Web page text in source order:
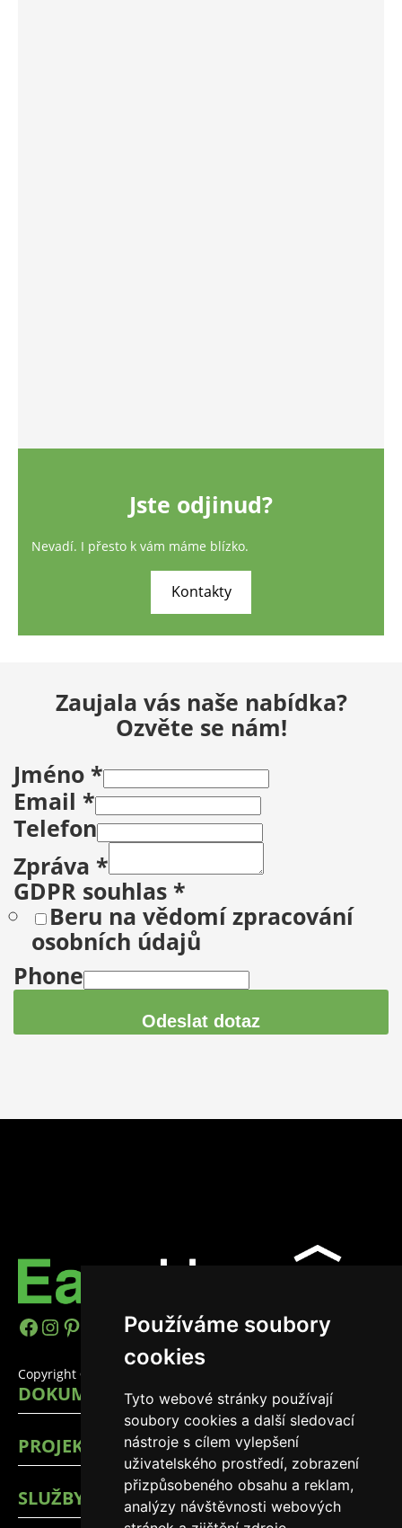
Používáme soubory
cookies
Tyto webové stránky používají
soubory cookies a další sledovací
nástroje s cílem vylepšení
uživatelského prostředí, zobrazení
přizpůsobeného obsahu a reklam,
analýzy návštěvnosti webových
Jste odjinud?
Nevadí. I přesto k vám máme blízko.
Kontakty
Zaujala vás naše nabídka?
Ozvěte se nám!
Jméno *
Email *
Telefon
Zpráva *
GDPR souhlas *
Beru na vědomí zpracování
osobních údajů
Phone
Odeslat dotaz
https://www.facebook.com/
Instagram
Pinterest
YouTube
LinkedIn
TikTok
Copyright © 2026 EasyHomes
DOKUMENTY
PROJEKTY
SLUŽBY